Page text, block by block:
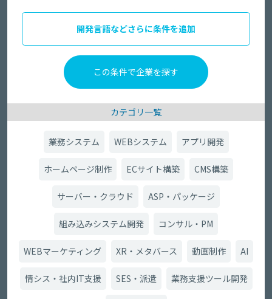
開発言語などさらに条件を追加
カテゴリ一覧
業務システム WEBシステム アプリ開発
ホームページ制作 ECサイト構築 CMS構築
サーバー・クラウド ASP・パッケージ
組み込みシステム開発 コンサル・PM
WEBマーケティング XR・メタバース 動画制作 AI
情シス・社内IT支援 SES・派遣 業務支援ツール開発